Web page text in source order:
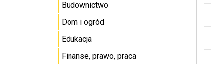
Budownictwo
Dom i ogród
Edukacja
Finanse, prawo, praca